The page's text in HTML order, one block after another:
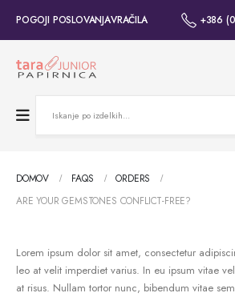
POGOJI POSLOVANJAVRAČILA +386
DOMOV FAQS
ORDERS
ARE YOUR GEMSTONES CONFLICT-FREE?
Lorem ipsum dolor sit amet, consectetur
leo at velit imperdiet varius. In eu ipsum vitae
at risus. Nullam tortor nunc, bibendum vitae